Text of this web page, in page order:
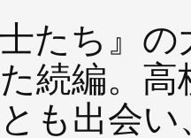
士たち』
続編。
も出会